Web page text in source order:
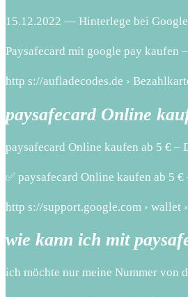
15.12.2022 — Hinterlege bei
Paysafecard mit google pay kaufen
http s://aufladecodes.de ›
paysafecard Online
paysafecard Online kaufen ab 5 €
✅ paysafecard Online kaufen ab 5
http s://support.google.com › wallet
wie kann ich mit
ich möchte nur meine Nummer von